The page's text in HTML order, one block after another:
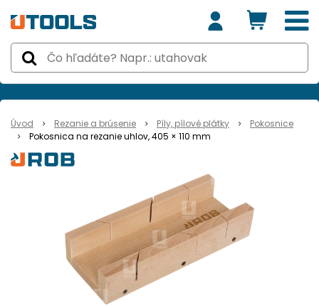
Úvod Rezanie a brúsenie Píly, pílové plátky
Pokosnice
Pokosnica na rezanie uhlov, 405 × 110 mm